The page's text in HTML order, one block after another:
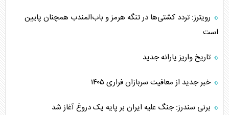
رویترز: تردد کشتی‌ها در تنگه هرمز و باب‌المندب همچنان پایین
است
تاریخ واریز یارانه جدید
خبر جدید از معافیت سربازان فراری ۱۴۰۵
برنی سندرز: جنگ علیه ایران بر پایه یک دروغ آغاز شد